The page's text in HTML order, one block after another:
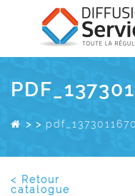
> > pdf_1373011670
< Retour
catalogue